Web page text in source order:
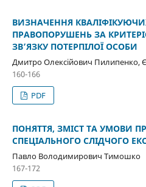
ВИЗНАЧЕННЯ
ПРАВОПОРУШЕНЬ ЗА
ЗВ’ЯЗКУ ПОТЕРПІЛОЇ ОСОБИ
Дмитро Олексійович Пилипенко,
160-166
PDF
ПОНЯТТЯ, ЗМІСТ ТА УМОВИ
СПЕЦІАЛЬНОГО СЛІДЧОГО
Павло Володимирович Тимошко
167-172